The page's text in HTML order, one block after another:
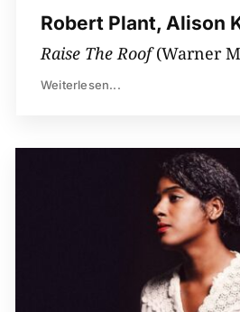
Robert Plant, Alison
Raise The Roof(Warner
Weiterlesen...